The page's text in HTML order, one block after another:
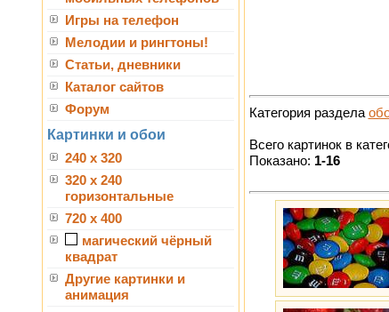
Игры на телефон
Мелодии и рингтоны!
Статьи, дневники
Каталог сайтов
Форум
Картинки и обои
240 x 320
320 x 240
горизонтальные
720 x 400
магический чёрный
квадрат
Другие картинки и
анимация
Категория раздела
Всего картинок в
Показано: 1-16